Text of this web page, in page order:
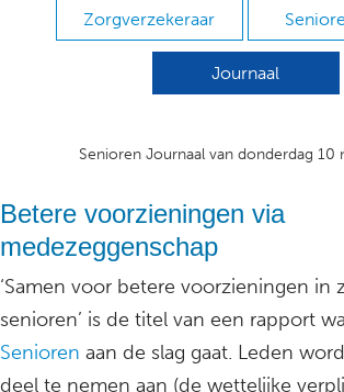
Zorgverzekeraar
Journaal
Senioren Journaal van donderdag 10
Betere voorzieningen via
medezeggenschap
‘Samen voor betere voorzieningen in
senioren’ is de titel van een rapport
Senioren aan de slag gaat. Leden
deel te nemen aan (de wettelijke